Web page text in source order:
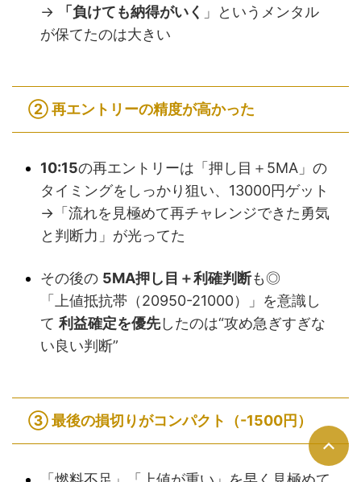
→
「負けても納得がいく 」というメンタル
が保てたのは大きい
②再エントリーの精度が高かった
10:15の再エントリーは「押し目＋5MA」の
タイミングをしっかり狙い、13000円ゲット
→「流れを見極めて再チャレンジできた勇気
と判断力」が光ってた
その後の 5MA押し目＋利確判断も◎
「上値抵抗帯（20950-21000）」を意識し
て 利益確定を優先したのは“攻め急ぎすぎな
い良い判断”
③最後の損切りがコンパクト（-1500円）